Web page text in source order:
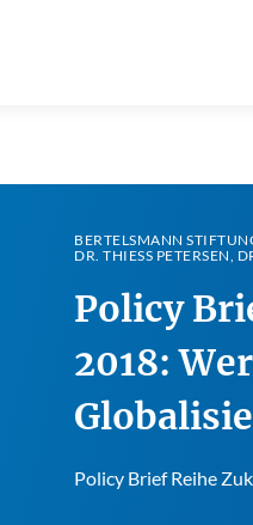
BERTELSMANN
DR. THIESS PETERSEN,
Policy
2018:
Policy Brief Reihe